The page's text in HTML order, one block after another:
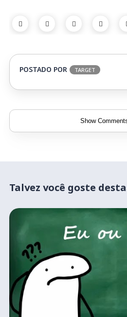
POSTADO POR TARGET
Show
Talvez você goste